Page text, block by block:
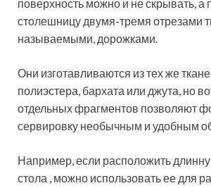
поверхность можно и не скрывать, а
столешницу двумя-тремя отрезами
называемыми, дорожками.
Они изготавливаются из тех же
полиэстера, бархата или джута, но
отдельных фрагментов позволяют
сервировку необычным и удобным
Например, если расположить
стола , можно использовать ее для